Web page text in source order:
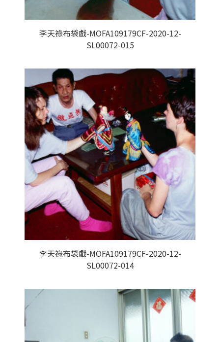
李天祿布袋戲-MOFA109179CF-2020-12-
SL00072-015
李天祿布袋戲-MOFA109179CF-2020-12-
SL00072-014